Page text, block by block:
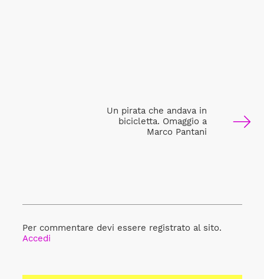
Un pirata che andava in
bicicletta. Omaggio a
Marco Pantani
Per commentare devi essere registrato al sito.
Accedi